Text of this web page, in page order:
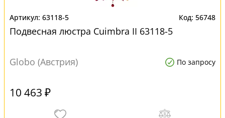
63118-5 56748
Подвесная люстра Cuimbra II 63118-5
Globo (Австрия) По запросу
10 463 ₽